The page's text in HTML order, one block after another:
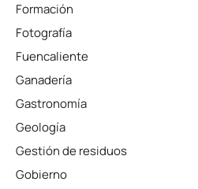
Formación
Fotografía
Fuencaliente
Ganadería
Gastronomía
Geología
Gestión de residuos
Gobierno